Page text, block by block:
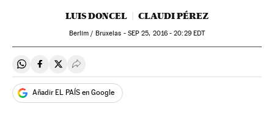
LUIS DONCEL CLAUDI PÉREZ
Berlim / Bruxelas - SEP 25, 2016 - 20:29EDT
Compartir en Whatsapp
Compartir en Facebook
Compartir en Twitter
Desplegar Redes Sociales
Añadir EL PAÍS en Google